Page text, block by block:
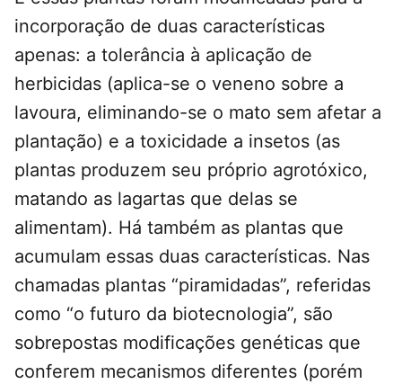
incorporação de duas características
apenas: a tolerância à aplicação de
herbicidas (aplica-se o veneno sobre a
lavoura, eliminando-se o mato sem afetar a
plantação) e a toxicidade a insetos (as
plantas produzem seu próprio agrotóxico,
matando as lagartas que delas se
alimentam). Há também as plantas que
acumulam essas duas características. Nas
chamadas plantas “piramidadas”, referidas
como “o futuro da biotecnologia”, são
sobrepostas modificações genéticas que
conferem mecanismos diferentes (porém